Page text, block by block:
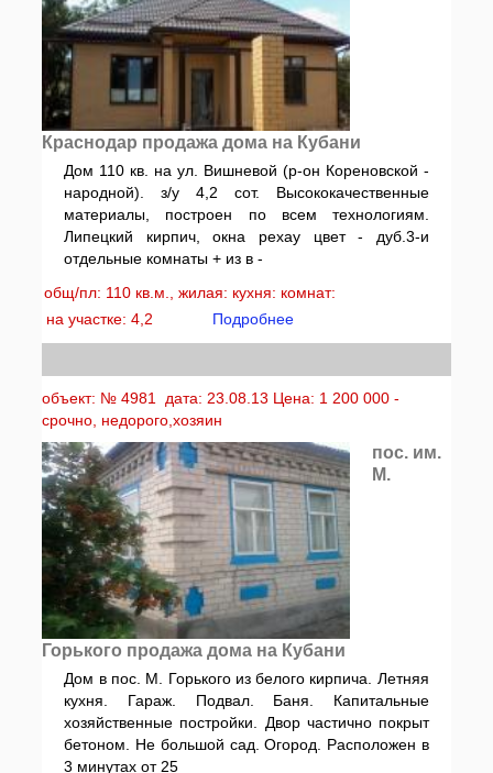
Краснодар продажа дома на Кубани
Дом 110 кв. на ул. Вишневой (р-он Кореновской -
народной). з/у 4,2 сот. Высококачественные
материалы, построен по всем технологиям.
Липецкий кирпич, окна рехау цвет - дуб.3-и
отдельные комнаты + из в -
общ/пл: 110 кв.м., жилая: кухня: комнат:
на участке: 4,2
Подробнее
объект: № 4981 дата: 23.08.13 Цена: 1 200 000 -
срочно, недорого,хозяин
пос. им.
М.
Горького продажа дома на Кубани
Дом в пос. М. Горького из белого кирпича. Летняя
кухня. Гараж. Подвал. Баня. Капитальные
хозяйственные постройки. Двор частично покрыт
бетоном. Не большой сад. Огород. Расположен в
3 минутах от 25